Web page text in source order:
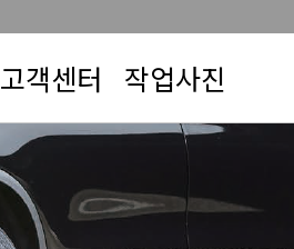
고객센터 작업사진